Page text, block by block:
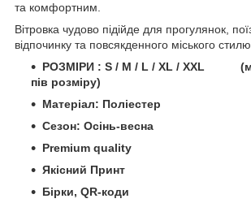
та комфортним.
Вітровка чудово підійде для прогулянок,
відпочинку та повсякденного міського
РОЗМІРИ : S / M / L / XL / XXL
пів розміру)
Матеріал: Поліестер
Сезон: Осінь-весна
Premium quality
Якісний Принт
Бірки, QR-коди